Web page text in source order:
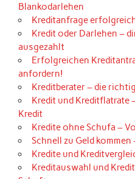
Blankodarlehen
Kreditanfrage
Kredit oder Darlehen –
ausgezahlt
Erfolgreichen
anfordern!
Kreditberater – die
Kredit und Kreditflatrate
Kredit
Kredite ohne Schufa –
Schnell zu Geld
Kredite und
Kreditauswahl und